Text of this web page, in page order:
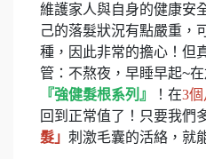
維護家人與自身的健康安
己的落髮狀況有點嚴重，
種，因此非常的擔心！但
管：不熬夜，早睡早起~
『強健髮根系列』
！在3個
回到正常值了！只要我們
髮」 刺激毛囊的活絡，就